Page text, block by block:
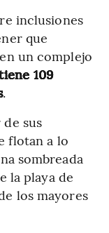
inclusiones
que
un complejo
109
.
sus
flotan a lo
sombreada
la playa de
los mayores